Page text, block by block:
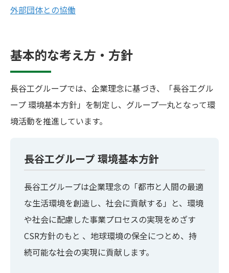
外部団体との協働
基本的な考え方・方針
長谷工グループでは、企業理念に基づき、「長谷工グル
ープ 環境基本方針」を制定し、グループ一丸となって環
境活動を推進しています。
長谷工グループ 環境基本方針
長谷工グループは企業理念の「都市と人間の最適
な生活環境を創造し、社会に貢献する」と、環境
や社会に配慮した事業プロセスの実現をめざす
CSR方針のもと 、地球環境の保全につとめ、持
続可能な社会の実現に貢献します。